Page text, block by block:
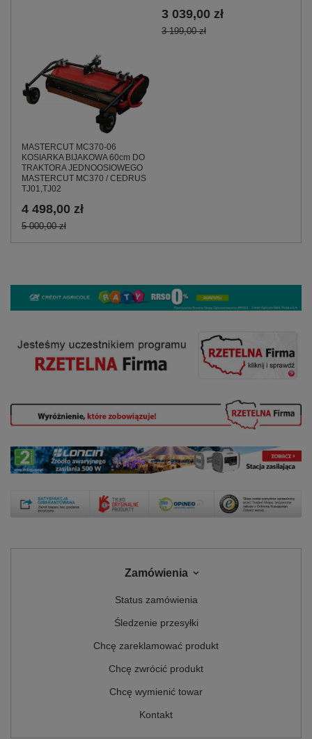
3 039,00 zł
3 199,00 zł
MASTERCUT MC370-06
KOSIARKA BIJAKOWA 60cm DO
TRAKTORA JEDNOOSIOWEGO
MASTERCUT MC370 / CEDRUS
TJ01,TJ02
4 498,00 zł
5 000,00 zł
Zamówienia
Status zamówienia
Śledzenie przesyłki
Chcę zareklamować produkt
Chcę zwrócić produkt
Chcę wymienić towar
Kontakt